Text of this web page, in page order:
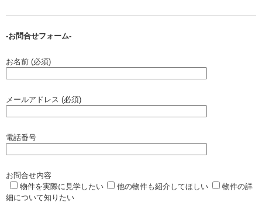
-お問合せフォーム-
お名前 (必須)
メールアドレス (必須)
電話番号
お問合せ内容
物件を実際に見学したい
他の物件も紹介してほしい
物件の詳
細について知りたい